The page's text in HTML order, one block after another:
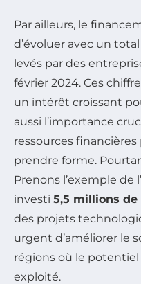
Par ailleurs, le
d’évoluer avec un
levés par des
février 2024. Ces
un intérêt croissant
aussi l’importance
ressources
prendre forme.
Prenons l’exemple de
investi 5,5 millions de
des projets
urgent d’améliorer le
régions où le
exploité.